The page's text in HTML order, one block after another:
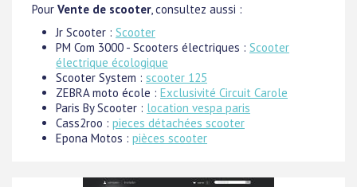
Pour Vente de scooter, consultez aussi :
Jr Scooter : Scooter
PM Com 3000 - Scooters électriques : Scooter
électrique écologique
Scooter System : scooter 125
ZEBRA moto école : Exclusivité Circuit Carole
Paris By Scooter : location vespa paris
Cass2roo : pieces détachées scooter
Epona Motos : pièces scooter